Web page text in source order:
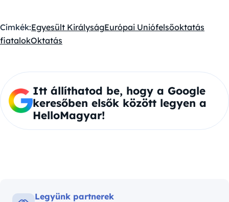
Címkék:Egyesült KirályságEurópai Uniófelsőoktatás
fiatalokOktatás
Itt állíthatod be, hogy a Google
keresőben elsők között legyen a
HelloMagyar!
Legyünk partnerek